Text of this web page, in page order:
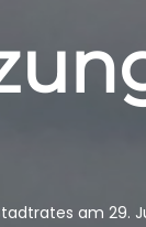
am 29.